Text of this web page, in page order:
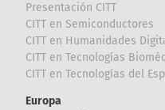
Presentación CITT
CITT en Semiconductores
CITT en Humanidades
CITT en Tecnologías
CITT en Tecnologías del
Europa